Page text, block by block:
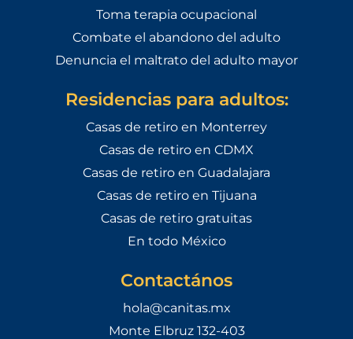
Toma terapia ocupacional
Combate el abandono del adulto
Denuncia el maltrato del adulto mayor
Residencias para adultos:
Casas de retiro en Monterrey
Casas de retiro en CDMX
Casas de retiro en Guadalajara
Casas de retiro en Tijuana
Casas de retiro gratuitas
En todo México
Contactános
hola@canitas.mx
Monte Elbruz 132-403